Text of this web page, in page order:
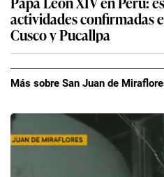
actividades confirmadas
Cusco y Pucallpa
Más sobre San Juan de